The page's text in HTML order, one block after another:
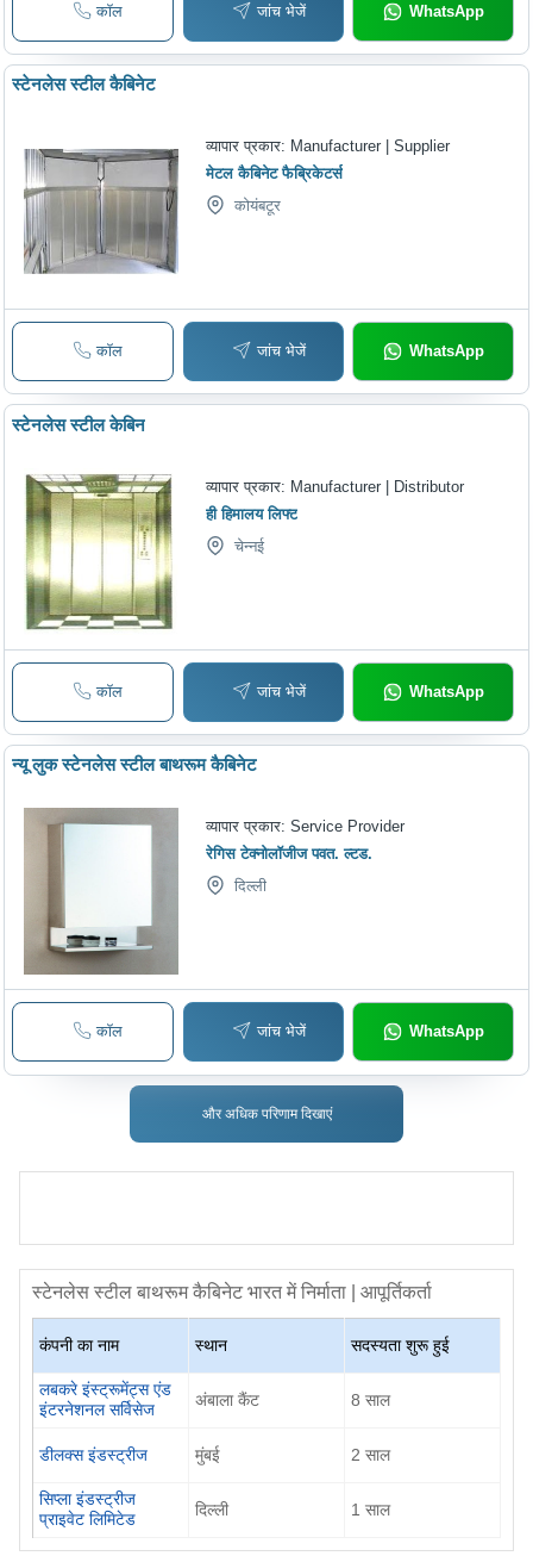
कॉल जांच भेजें WhatsApp
स्टेनलेस स्टील कैबिनेट
व्यापार प्रकार: Manufacturer | Supplier
मेटल कैबिनेट फैब्रिकेटर्स
कोयंबटूर
कॉल जांच भेजें WhatsApp
स्टेनलेस स्टील केबिन
व्यापार प्रकार: Manufacturer | Distributor
ही हिमालय लिफ्ट
चेन्नई
कॉल जांच भेजें WhatsApp
न्यू लुक स्टेनलेस स्टील बाथरूम कैबिनेट
व्यापार प्रकार:Service Provider
रेगिस टेक्नोलॉजीज पवत. ल्टड.
दिल्ली
कॉल जांच भेजें WhatsApp
और अधिक परिणाम दिखाएं
स्टेनलेस स्टील बाथरूम कैबिनेट भारत में निर्माता | आपूर्तिकर्ता
कंपनी का नाम स्थान सदस्यता शुरू हुई
लबकरे इंस्ट्रूमेंट्स एंड
इंटरनेशनल सर्विसेज
अंबाला कैंट 8 साल
डीलक्स इंडस्ट्रीज मुंबई 2 साल
सिप्ला इंडस्ट्रीज
प्राइवेट लिमिटेड
दिल्ली 1 साल